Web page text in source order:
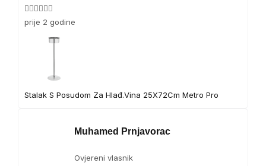
👍🏻👍🏻👍🏻
prije 2 godine
Stalak S Posudom Za Hlađ.Vina 25X72Cm Metro Pro
Muhamed Prnjavorac
Ovjereni vlasnik